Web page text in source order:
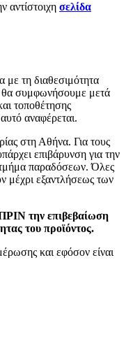
αντίστοιχη σελίδα
με τη διαθεσιμότητα
θα συμφωνήσουμε μετά
τοποθέτησης
αναφέρεται.
στη Αθήνα. Για τους
επιβάρυνση για την
παραδόσεων. Όλες
μέχρι εξαντλήσεως των
την επιβεβαίωση
του προϊόντος.
και εφόσον είναι